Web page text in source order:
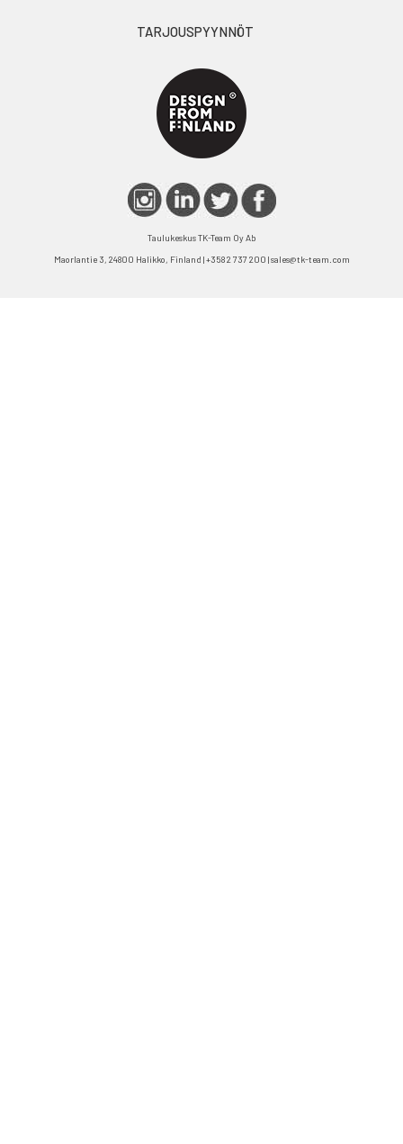
TARJOUSPYYNNÖT
Taulukeskus TK-Team Oy Ab
Maorlantie 3, 24800 Halikko, Finland | +358 2 737 200 | sales@tk-team.com